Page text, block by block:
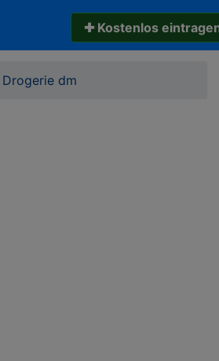
✚ Kostenlos
Drogerie dm